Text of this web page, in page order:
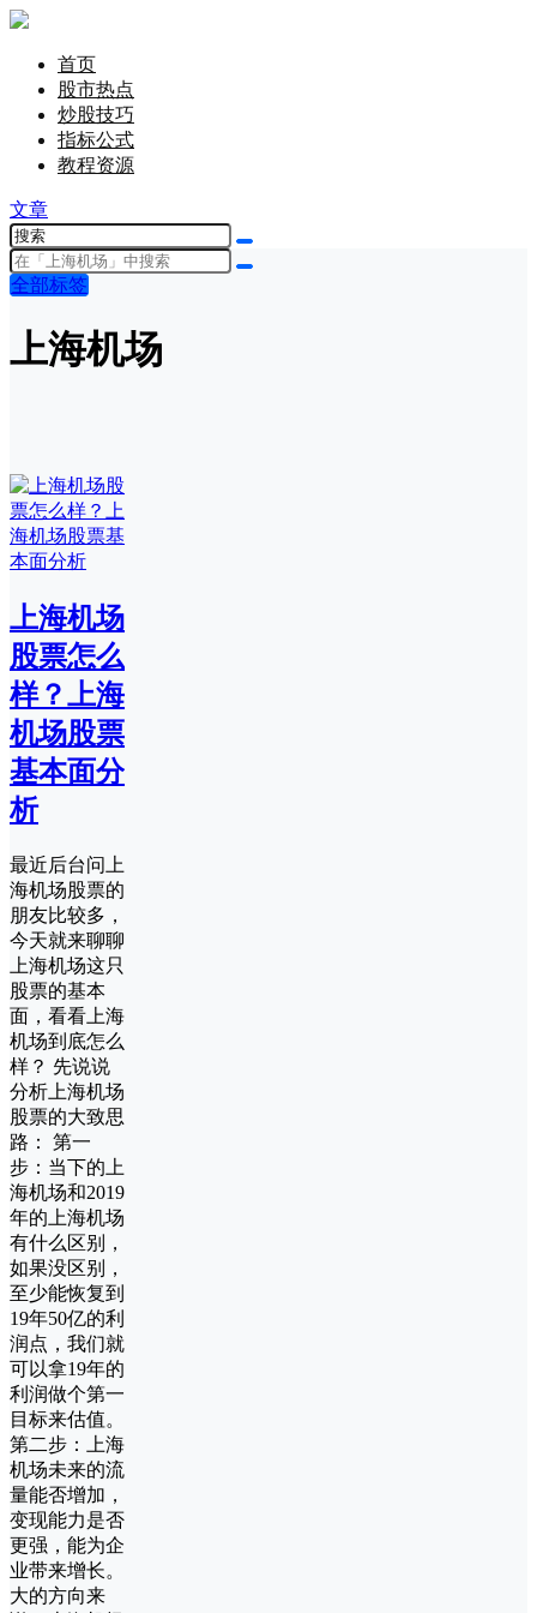
首页
股市热点
炒股技巧
指标公式
教程资源
文章
全部标签
上海机场
上海机场
股票怎么
样？上海
机场股票
基本面分
析
最近后台问上
海机场股票的
朋友比较多，
今天就来聊聊
上海机场这只
股票的基本
面，看看上海
机场到底怎么
样？ 先说说
分析上海机场
股票的大致思
路： 第一
步：当下的上
海机场和2019
年的上海机场
有什么区别，
如果没区别，
至少能恢复到
19年50亿的利
润点，我们就
可以拿19年的
利润做个第一
目标来估值。
第二步：上海
机场未来的流
量能否增加，
变现能力是否
更强，能为企
业带来增长。
大的方向来